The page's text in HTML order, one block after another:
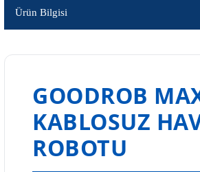
Ürün Bilgisi
GOODROB
KABLOSUZ
ROBOTU